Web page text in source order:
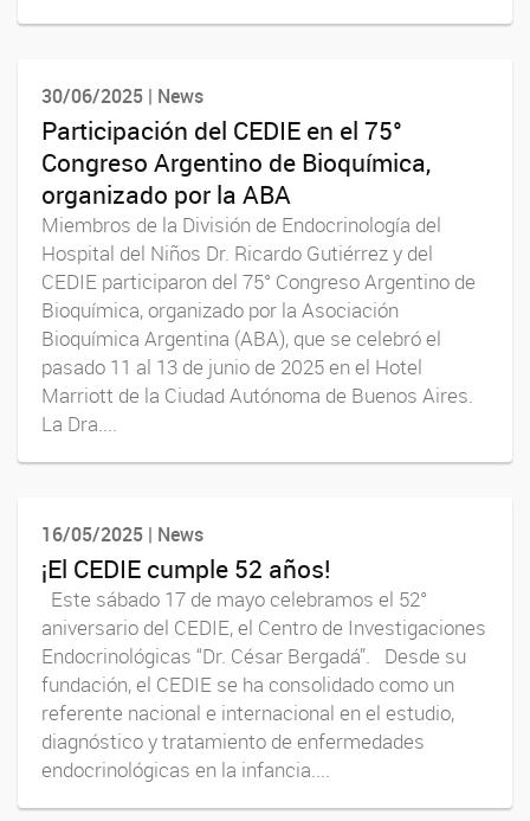
30/06/2025 | News
Participación del CEDIE en el 75°
Congreso Argentino de Bioquímica,
organizado por la ABA
Miembros de la División de Endocrinología del
Hospital del Niños Dr. Ricardo Gutiérrez y del
CEDIE participaron del 75° Congreso Argentino de
Bioquímica, organizado por la Asociación
Bioquímica Argentina (ABA), que se celebró el
pasado 11 al 13 de junio de 2025 en el Hotel
Marriott de la Ciudad Autónoma de Buenos Aires.
La Dra....
16/05/2025 | News
¡El CEDIE cumple 52 años!
Este sábado 17 de mayo celebramos el 52°
aniversario del CEDIE, el Centro de Investigaciones
Endocrinológicas “Dr. César Bergadá”. Desde su
fundación, el CEDIE se ha consolidado como un
referente nacional e internacional en el estudio,
diagnóstico y tratamiento de enfermedades
endocrinológicas en la infancia....